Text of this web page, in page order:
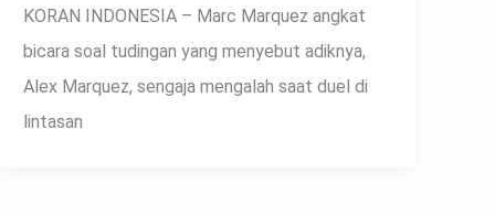
KORAN INDONESIA – Marc Marquez angkat
bicara soal tudingan yang menyebut adiknya,
Alex Marquez, sengaja mengalah saat duel di
lintasan